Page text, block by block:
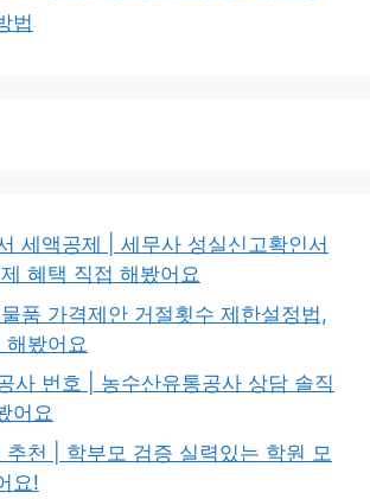
법
세액공제 | 세무사 성실신고확인서
혜택 직접 해봤어요
품 가격제안 거절횟수 제한설정법,
해봤어요
사 번호 | 농수산유통공사 상담 솔직
어요
추천 | 학부모 검증 실력있는 학원 모
요!